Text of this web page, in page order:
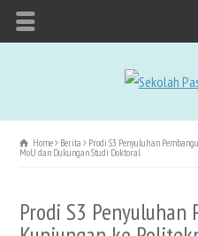
Home Berita Prodi S3 Penyuluhan
MoU dan Dukungan Studi Doktoral
Prodi S3 Penyuluhan